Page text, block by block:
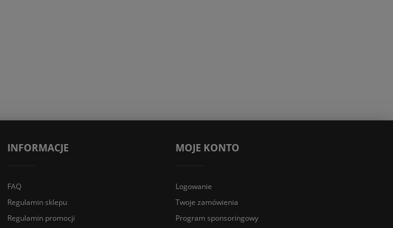
INFORMACJE
FAQ
Regulamin sklepu
Regulamin promocji
MOJE KONTO
Logowanie
Twoje zamówienia
Program sponsoringowy